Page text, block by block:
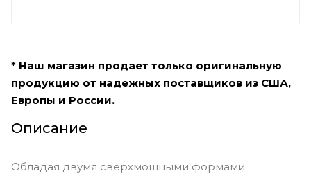
* Наш магазин продает только оригинальную
продукцию от надежных поставщиков из США,
Европы и России.
Описание
Обладая двумя сверхмощными формами